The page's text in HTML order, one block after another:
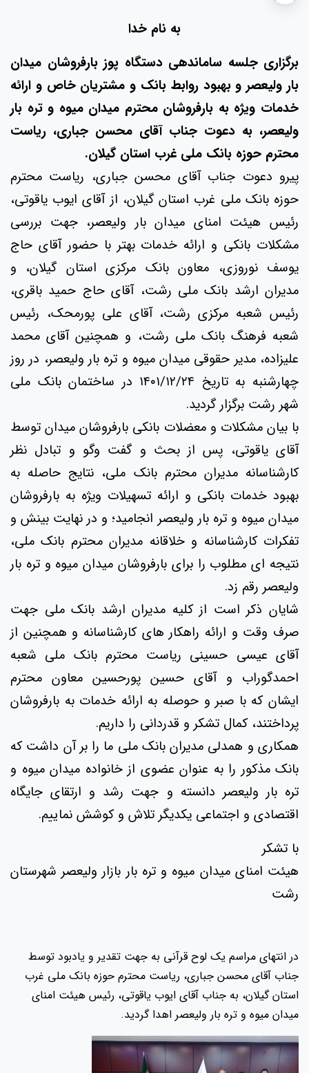
به نام خدا
برگزاری جلسه ساماندهی دستگاه پوز بارفروشان میدان
بار ولیعصر و بهبود روابط بانک و مشتریان خاص و ارائه
خدمات ویژه به بارفروشان محترم میدان میوه و تره بار
ولیعصر، به دعوت جناب آقای محسن جباری، ریاست
محترم حوزه بانک ملی غرب استان گیلان.
پیرو دعوت جناب آقای محسن جباری، ریاست محترم
حوزه بانک ملی غرب استان گیلان، از آقای ایوب یاقوتی،
رئیس هیئت امنای میدان بار ولیعصر، جهت بررسی
مشکلات بانکی و ارائه خدمات بهتر با حضور آقای حاج
یوسف نوروزی، معاون بانک مرکزی استان گیلان، و
مدیران ارشد بانک ملی رشت، آقای حاج حمید باقری،
رئیس شعبه مرکزی رشت، آقای علی پورمحک، رئیس
شعبه فرهنگ بانک ملی رشت، و همچنین آقای محمد
علیزاده، مدیر حقوقی میدان میوه و تره بار ولیعصر، در روز
چهارشنبه به تاریخ ۱۴۰۱/۱۲/۲۴ در ساختمان بانک ملی
شهر رشت برگزار گردید.
با بیان مشکلات و معضلات بانکی بارفروشان میدان توسط
آقای یاقوتی، پس از بحث و گفت وگو و تبادل نظر
کارشناسانه مدیران محترم بانک ملی، نتایج حاصله به
بهبود خدمات بانکی و ارائه تسهیلات ویژه به بارفروشان
میدان میوه و تره بار ولیعصر انجامید؛ و در نهایت بینش و
تفکرات کارشناسانه و خلاقانه مدیران محترم بانک ملی،
نتیجه ای مطلوب را برای بارفروشان میدان میوه و تره بار
ولیعصر رقم زد.
شایان ذکر است از کلیه مدیران ارشد بانک ملی جهت
صرف وقت و ارائه راهکار های کارشناسانه و همچنین از
آقای عیسی حسینی ریاست محترم بانک ملی شعبه
احمدگوراب و آقای حسین پورحسین معاون محترم
ایشان که با صبر و حوصله به ارائه خدمات به بارفروشان
پرداختند، کمال تشکر و قدردانی را داریم.
همکاری و همدلی مدیران بانک ملی ما را بر آن داشت که
بانک مذکور را به عنوان عضوی از خانواده میدان میوه و
تره بار ولیعصر دانسته و جهت رشد و ارتقای جایگاه
اقتصادی و اجتماعی یکدیگر تلاش و کوشش نماییم.
با تشکر
هیئت امنای میدان میوه و تره بار بازار ولیعصر شهرستان
رشت
در انتهای مراسم یک لوح قرآنی به جهت تقدیر و یادبود توسط
جناب آقای محسن جباری، ریاست محترم حوزه بانک ملی غرب
استان گیلان، به جناب آقای ایوب یاقوتی، رئیس هیئت امنای
میدان میوه و تره بار ولیعصر اهدا گردید.